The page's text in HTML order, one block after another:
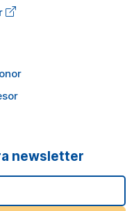
newsletter